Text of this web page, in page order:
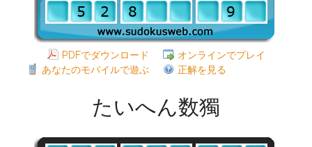
PDFでダウンロード
オンラインでプレイ
あなたのモバイルで遊ぶ
正解を見る
たいへん数獨